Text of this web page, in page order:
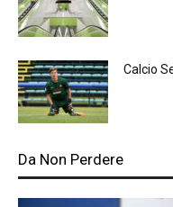
Calcio
Da Non Perdere